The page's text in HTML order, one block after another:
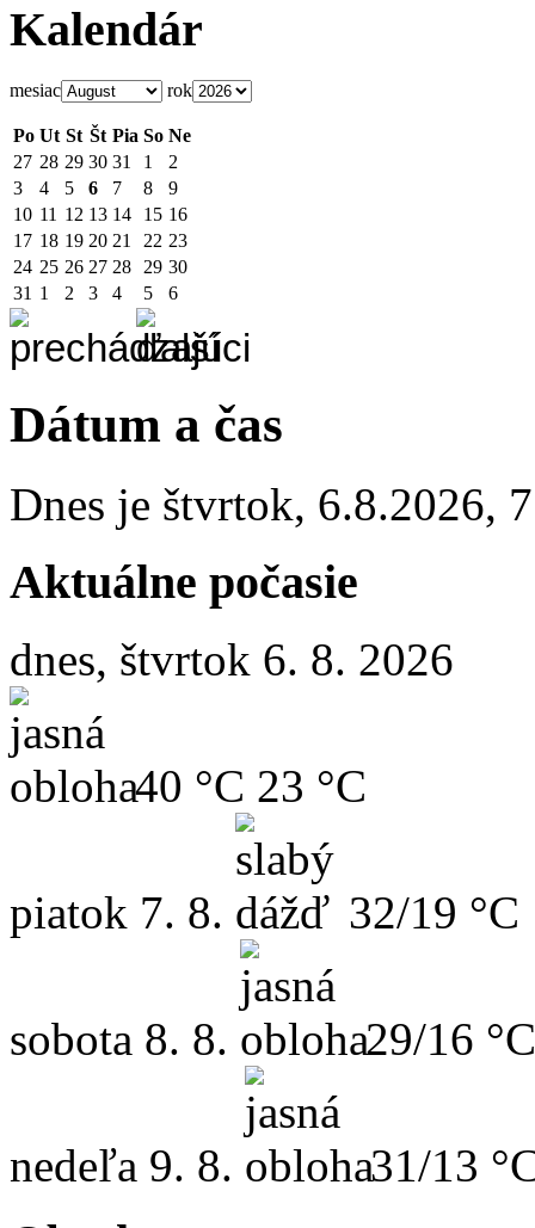
Kalendár
mesiac rok
Po Ut St Št Pia So Ne
27 28 29 30 31 1
2
3
4 5 6 7 8
9
10 11 12 13 14 15 16
17 18 19 20 21 22 23
24 25 26 27 28 29 30
31 1 2 3 4 5 6
Dátum a čas
Dnes je štvrtok, 6.8.2026,
Aktuálne počasie
dnes, štvrtok 6. 8. 2026
40 °C 23 °C
piatok 7. 8. 32/19 °C
sobota 8. 8. 29/16 °C
nedeľa 9. 8. 31/13